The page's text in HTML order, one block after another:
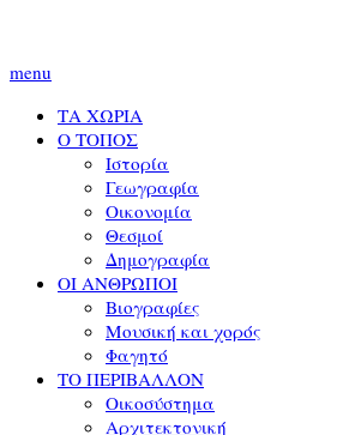
menu
ΤΑ ΧΩΡΙΑ
Ο ΤΟΠΟΣ
Ιστορία
Γεωγραφία
Οικονομία
Θεσμοί
Δημογραφία
ΟΙ ΑΝΘΡΩΠΟΙ
Βιογραφίες
Μουσική και χορός
Φαγητό
ΤΟ ΠΕΡΙΒΑΛΛΟΝ
Οικοσύστημα
Αρχιτεκτονική